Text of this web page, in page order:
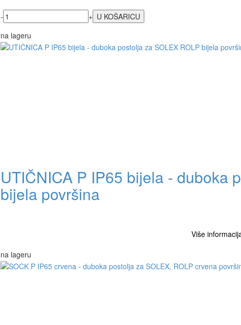
-
+
na lageru
UTIČNICA P IP65 bijela - duboka
bijela površina
Više
na lageru